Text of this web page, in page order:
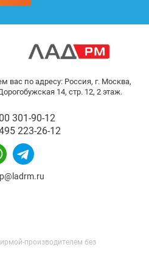
вас по адресу: Россия, г. Москва,
14, стр. 12, 2 этаж.
301-90-12
223-26-12
производителем без